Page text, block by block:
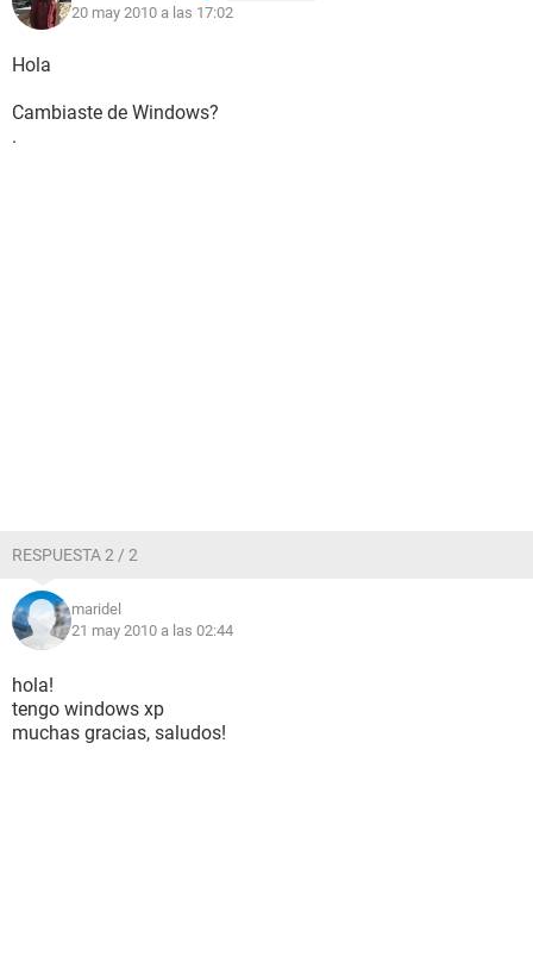
20 may 2010 a las 17:02
Hola
Cambiaste de Windows?
.
RESPUESTA 2 / 2
maridel
21 may 2010 a las 02:44
hola!
tengo windows xp
muchas gracias, saludos!